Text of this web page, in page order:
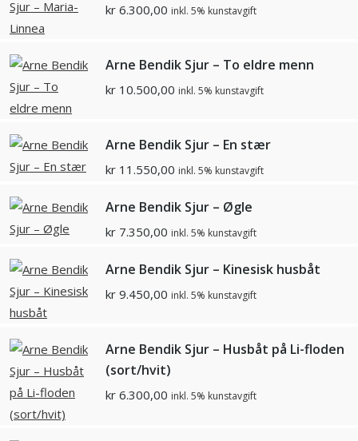
kr 6.300,00 inkl. 5% kunstavgift
Arne Bendik Sjur – To eldre menn
kr 10.500,00 inkl. 5% kunstavgift
Arne Bendik Sjur – En stær
kr 11.550,00 inkl. 5% kunstavgift
Arne Bendik Sjur – Øgle
kr 7.350,00 inkl. 5% kunstavgift
Arne Bendik Sjur – Kinesisk husbåt
kr 9.450,00 inkl. 5% kunstavgift
Arne Bendik Sjur – Husbåt på Li-floden
(sort/hvit)
kr 6.300,00 inkl. 5% kunstavgift